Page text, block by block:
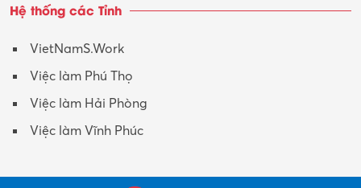
Hệ thống các Tỉnh
VietNamS.Work
Việc làm Phú Thọ
Việc làm Hải Phòng
Việc làm Vĩnh Phúc